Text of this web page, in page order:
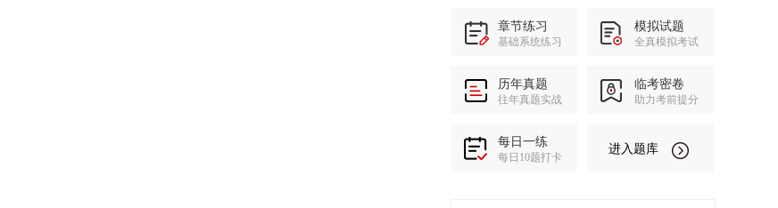
章节练习
基础系统练习
模拟试题
全真模拟考试
历年真题
往年真题实战
临考密卷
助力考前提分
每日一练
每日10题打卡
进入题库